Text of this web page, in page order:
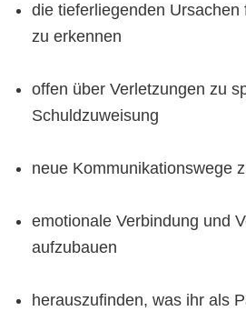
die tieferliegenden Ursachen
zu erkennen
offen über Verletzungen zu
Schuldzuweisung
neue Kommunikationswege
emotionale Verbindung und
aufzubauen
herauszufinden, was ihr als